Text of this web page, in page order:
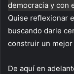
democracia y con
Quise reflexionar
buscando darle
construir un
De aquí en